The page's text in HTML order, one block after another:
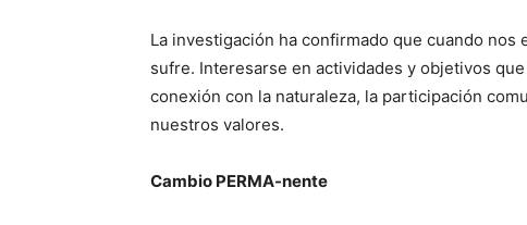
La investigación ha confirmado que cuando
sufre. Interesarse en actividades y objetivos
conexión con la naturaleza, la participación
nuestros valores.
Cambio PERMA-nente